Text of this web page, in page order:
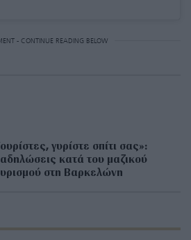
- CONTINUE READING BELOW
γυρίστε σπίτι σας»:
κατά του μαζικού
στη Βαρκελώνη